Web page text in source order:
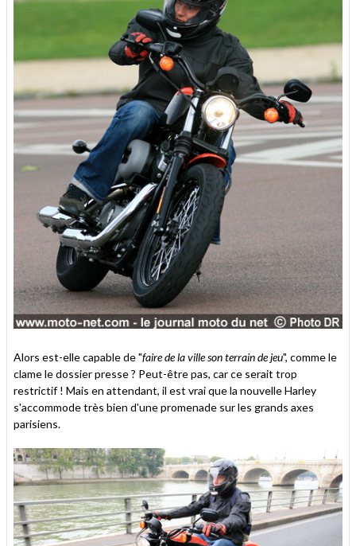
Alors est-elle capable de "faire de la ville son terrain de jeu", comme le
clame le dossier presse ? Peut-être pas, car ce serait trop
restrictif ! Mais en attendant, il est vrai que la nouvelle Harley
s'accommode très bien d'une promenade sur les grands axes
parisiens.